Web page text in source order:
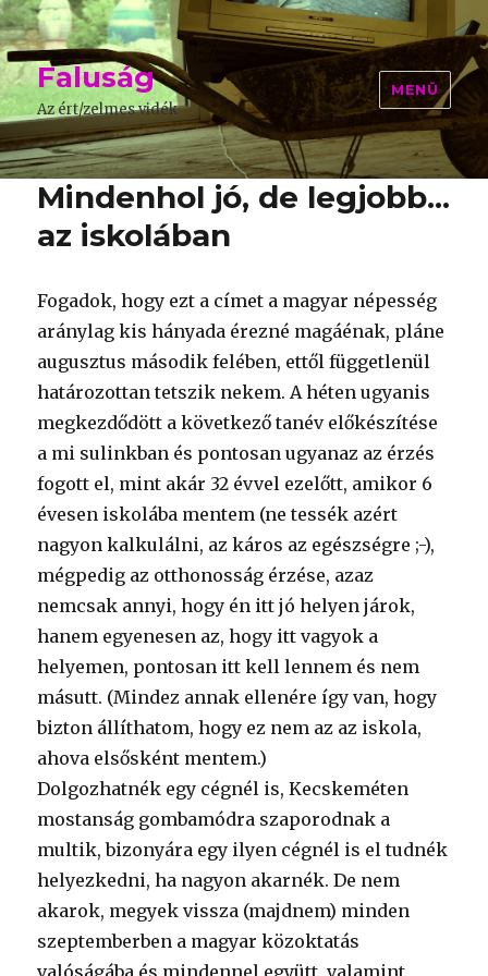
Faluság
Az ért/zelmes vidék
MENÜ
Mindenhol jó, de legjobb...
az iskolában
Fogadok, hogy ezt a címet a magyar népesség
aránylag kis hányada érezné magáénak, pláne
augusztus második felében, ettől függetlenül
határozottan tetszik nekem. A héten ugyanis
megkezdődött a következő tanév előkészítése
a mi sulinkban és pontosan ugyanaz az érzés
fogott el, mint akár 32 évvel ezelőtt, amikor 6
évesen iskolába mentem (ne tessék azért
nagyon kalkulálni, az káros az egészségre ;-),
mégpedig az otthonosság érzése, azaz
nemcsak annyi, hogy én itt jó helyen járok,
hanem egyenesen az, hogy itt vagyok a
helyemen, pontosan itt kell lennem és nem
másutt. (Mindez annak ellenére így van, hogy
bizton állíthatom, hogy ez nem az az iskola,
ahova elsősként mentem.)
Dolgozhatnék egy cégnél is, Kecskeméten
mostanság gombamódra szaporodnak a
multik, bizonyára egy ilyen cégnél is el tudnék
helyezkedni, ha nagyon akarnék. De nem
akarok, megyek vissza (majdnem) minden
szeptemberben a magyar közoktatás
valóságába és mindennel együtt, valamint